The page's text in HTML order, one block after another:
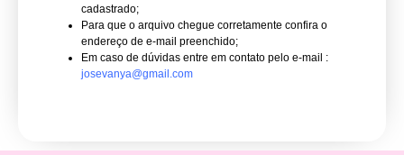
cadastrado;
Para que o arquivo chegue corretamente confira o
endereço de e-mail preenchido;
Em caso de dúvidas entre em contato pelo e-mail :
josevanya@gmail.com